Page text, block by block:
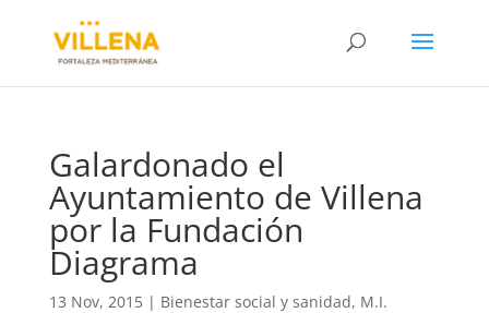
Galardonado el
Ayuntamiento de Villena
por la Fundación
Diagrama
13 Nov, 2015| Bienestar social y sanidad, M.I.